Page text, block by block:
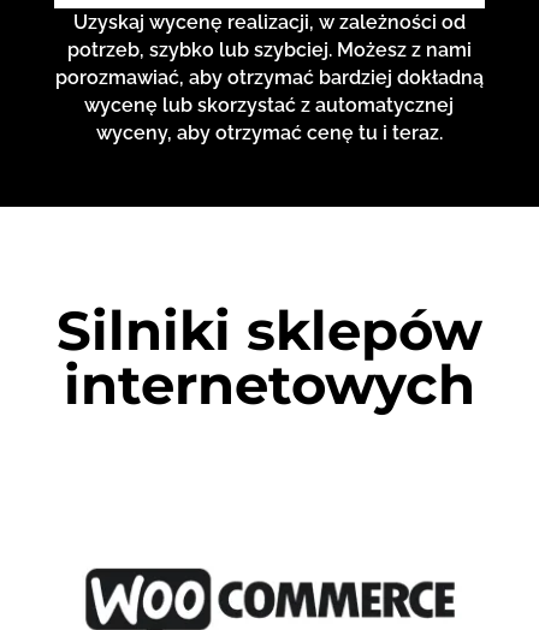
Uzyskaj wycenę realizacji, w zależności od
potrzeb, szybko lub szybciej. Możesz z nami
porozmawiać, aby otrzymać bardziej dokładną
wycenę lub skorzystać z automatycznej
wyceny, aby otrzymać cenę tu i teraz.
Silniki sklepów
internetowych